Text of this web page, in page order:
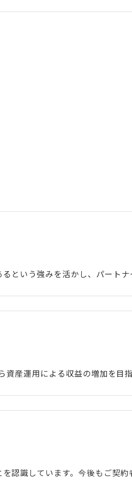
強みを活かし、
産運用による収益の増加を目
識しています。今後もご契